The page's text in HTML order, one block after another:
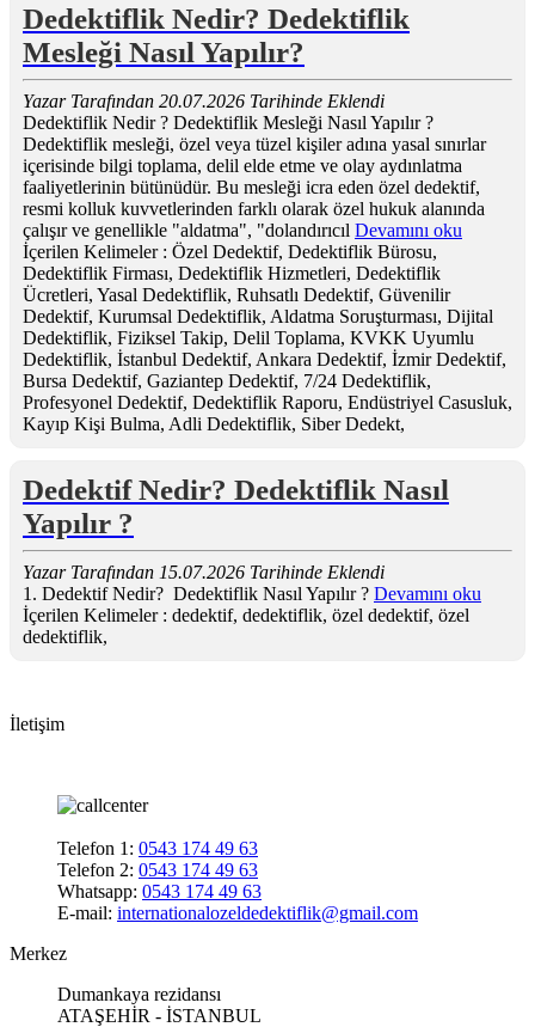
Dedektiflik Nedir? Dedektiflik
Mesleği Nasıl Yapılır?
Yazar Tarafından 20.07.2026 Tarihinde Eklendi
Dedektiflik Nedir ? Dedektiflik Mesleği Nasıl Yapılır ?
Dedektiflik mesleği, özel veya tüzel kişiler adına yasal sınırlar
içerisinde bilgi toplama, delil elde etme ve olay aydınlatma
faaliyetlerinin bütünüdür. Bu mesleği icra eden özel dedektif,
resmi kolluk kuvvetlerinden farklı olarak özel hukuk alanında
çalışır ve genellikle "aldatma", "dolandırıcıl Devamını oku
İçerilen Kelimeler : Özel Dedektif, Dedektiflik Bürosu,
Dedektiflik Firması, Dedektiflik Hizmetleri, Dedektiflik
Ücretleri, Yasal Dedektiflik, Ruhsatlı Dedektif, Güvenilir
Dedektif, Kurumsal Dedektiflik, Aldatma Soruşturması, Dijital
Dedektiflik, Fiziksel Takip, Delil Toplama, KVKK Uyumlu
Dedektiflik, İstanbul Dedektif, Ankara Dedektif, İzmir Dedektif,
Bursa Dedektif, Gaziantep Dedektif, 7/24 Dedektiflik,
Profesyonel Dedektif, Dedektiflik Raporu, Endüstriyel Casusluk,
Kayıp Kişi Bulma, Adli Dedektiflik, Siber Dedekt,
Dedektif Nedir? Dedektiflik Nasıl
Yapılır ?
Yazar Tarafından 15.07.2026 Tarihinde Eklendi
1. Dedektif Nedir? Dedektiflik Nasıl Yapılır ? Devamını oku
İçerilen Kelimeler : dedektif, dedektiflik, özel dedektif, özel
dedektiflik,
İletişim
Telefon 1: 0543 174 49 63
Telefon 2: 0543 174 49 63
Whatsapp: 0543 174 49 63
E-mail: internationalozeldedektiflik@gmail.com
Merkez
Dumankaya rezidansı
ATAŞEHİR - İSTANBUL